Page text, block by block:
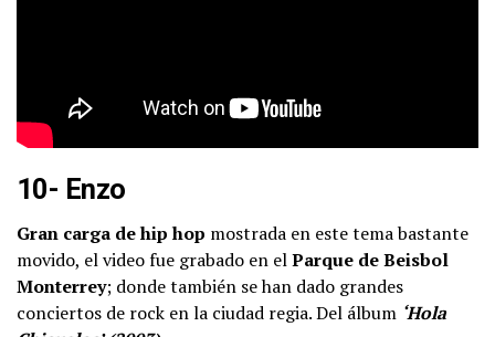
10- Enzo
Gran carga de hip hop mostrada en este tema bastante
movido, el video fue grabado en elParque de Beisbol
Monterrey; donde también se han dado grandes
conciertos de rock en la ciudad regia. Del álbum ‘Hola